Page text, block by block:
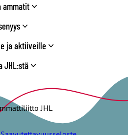
ammatit
ja aktiiveille
JHL:stä
JHL